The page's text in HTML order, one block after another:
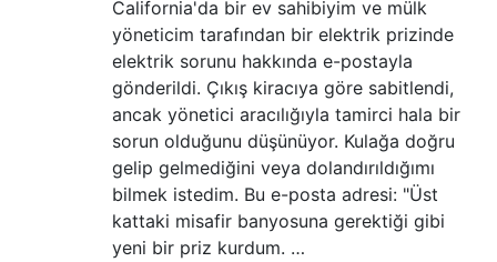
California'da bir ev sahibiyim ve mülk
yöneticim tarafından bir elektrik prizinde
elektrik sorunu hakkında e-postayla
gönderildi. Çıkış kiracıya göre sabitlendi,
ancak yönetici aracılığıyla tamirci hala bir
sorun olduğunu düşünüyor. Kulağa doğru
gelip gelmediğini veya dolandırıldığımı
bilmek istedim. Bu e-posta adresi: "Üst
kattaki misafir banyosuna gerektiği gibi
yeni bir priz kurdum. …